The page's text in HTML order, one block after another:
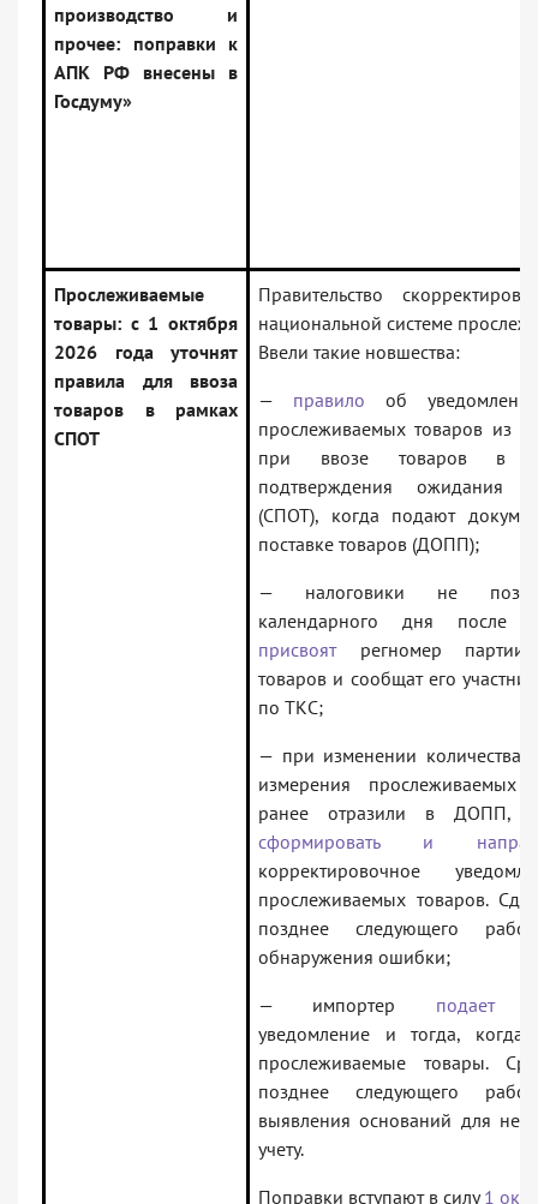
производство и
прочее: поправки к
АПК РФ внесены в
Госдуму»
Прослеживаемые
товары: с 1 октября
2026 года уточнят
правила для ввоза
товаров в рамках
СПОТ
Правительство
национальной системе
Ввели такие новшества:
— правило об
прослеживаемых товаров из
при ввозе товаров в
подтверждения ожидания
(СПОТ), когда подают
поставке товаров (ДОПП);
— налоговики не
календарного дня после
присвоятрегномер партии
товаров и сообщат его
по ТКС;
— при изменении количества,
измерения прослеживаемых
ранее отразили в ДОПП,
сформировать и
корректировочное
прослеживаемых товаров.
позднее следующего
обнаружения ошибки;
— импортер подает
уведомление и тогда,
прослеживаемые товары.
позднее следующего
выявления оснований для
учету.
Поправки вступают в силу1